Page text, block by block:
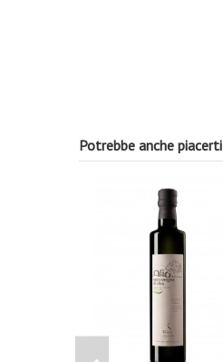
Potrebbe anche piacerti